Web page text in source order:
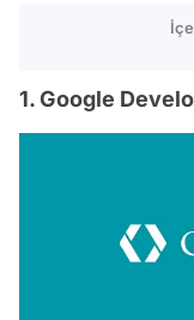
1. Google